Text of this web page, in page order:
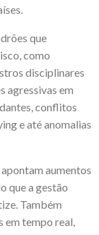
que
como
disciplinares
agressivas em
conflitos
e até anomalias
aumentos
que a gestão
Também
em tempo real,